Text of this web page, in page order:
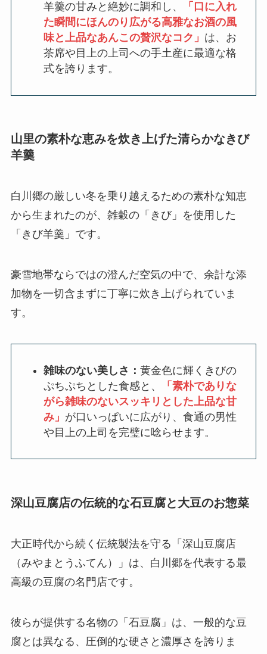
羊羹の甘みと絶妙に調和し、
「口に入れ
た瞬間にほんのり広がる高雅なお酒の風
味と上品なあんこの贅沢なコク」 は、お
茶席や目上の上司への手土産に最適な格
式を誇ります。
山里の素朴な恵みを炊き上げた清らかなきび
羊羹
白川郷の厳しい冬を乗り越えるための素朴な知恵
から生まれたのが、雑穀の「きび」を使用した
「きび羊羹」です。
豪雪地帯ならではの澄んだ空気の中で、余計な添
加物を一切含まずに丁寧に炊き上げられていま
す。
雑味のない美しさ： 黄金色に輝くきびの
ぷちぷちとした食感と、
「素朴でありな
がら雑味のないスッキリとした上品な甘
み」 が口いっぱいに広がり、食通の男性
や目上の上司を完璧に唸らせます。
深山豆腐店の伝統的な石豆腐と大豆のお惣菜
大正時代から続く伝統製法を守る「深山豆腐店
（みやまとうふてん）」は、白川郷を代表する最
高級の豆腐の名門店です。
彼らが提供する名物の「石豆腐」は、一般的な豆
腐とは異なる、圧倒的な硬さと濃厚さを誇りま